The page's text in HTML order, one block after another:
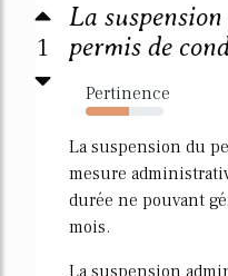
1
La
permis de
Pertinence
55%
La suspension du
mesure
durée ne pouvant
mois.
La suspension